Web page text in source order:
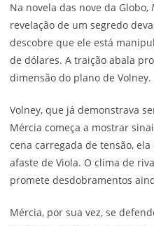
Na novela das nove da Globo,
revelação de um segredo
descobre que ele está
de dólares. A traição abala
dimensão do plano de Volney.
Volney, que já demonstrava
Mércia começa a mostrar
cena carregada de tensão,
afaste de Viola. O clima de
promete desdobramentos
Mércia, por sua vez, se